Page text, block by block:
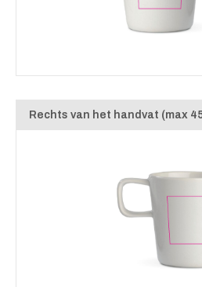
Rechts van het handvat (max